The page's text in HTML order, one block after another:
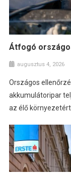
Átfogó
augusztus 4, 2026
Országos
akkumulátoripar
az élő